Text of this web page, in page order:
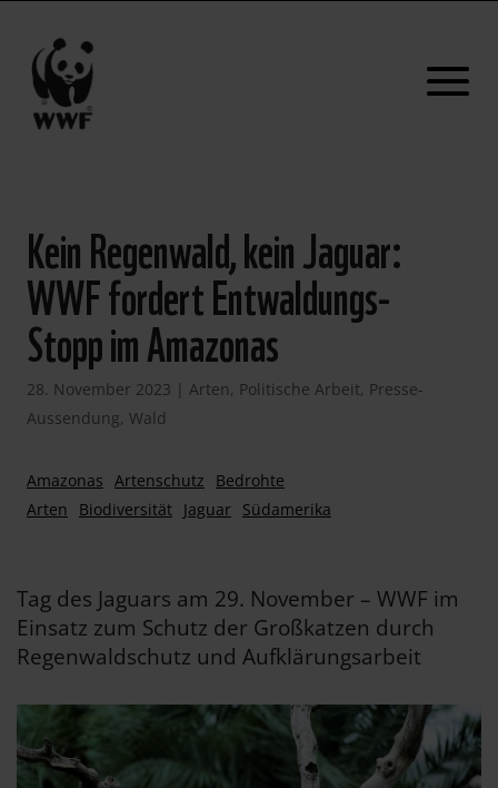
Kein Regenwald, kein Jaguar:
WWF fordert Entwaldungs-
Stopp im Amazonas
28. November 2023 | Arten, Politische Arbeit, Presse-
Aussendung, Wald
Amazonas Artenschutz
Bedrohte
Arten
Biodiversität Jaguar Südamerika
Tag des Jaguars am 29. November – WWF im
Einsatz zum Schutz der Großkatzen durch
Regenwaldschutz und Aufklärungsarbeit